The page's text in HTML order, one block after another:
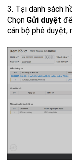
3. Tại danh sách
Chọn Gửi duyệt
cán bộ phê duyệt,